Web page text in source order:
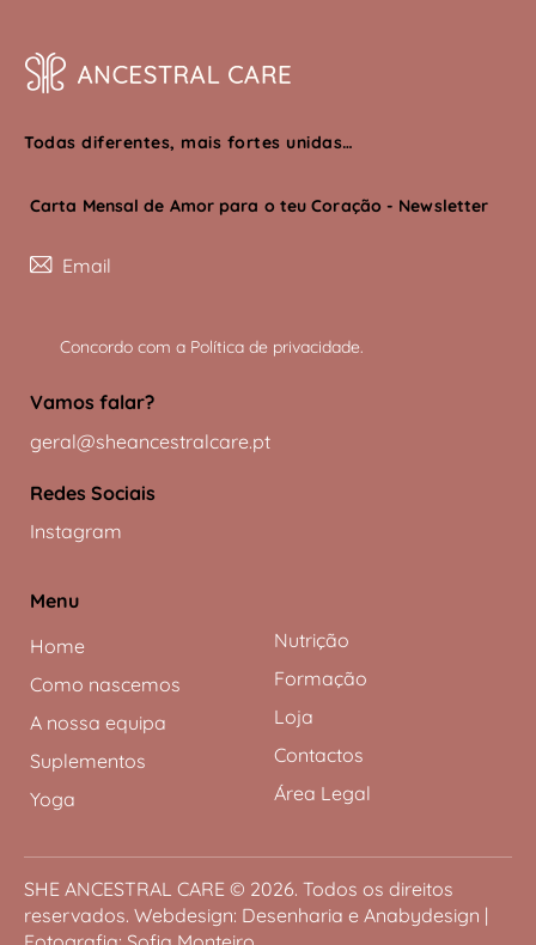
Todas diferentes, mais fortes unidas…
Carta Mensal de Amor para o teu Coração - Newsletter
Concordo com a Política de privacidade.
Vamos falar?
geral@sheancestralcare.pt
Redes Sociais
Instagram
Menu
Home
Como nascemos
A nossa equipa
Suplementos
Yoga
Nutrição
Formação
Loja
Contactos
Área Legal
SHE ANCESTRAL CARE © 2026. Todos os direitos
reservados. Webdesign: Desenharia e Anabydesign |